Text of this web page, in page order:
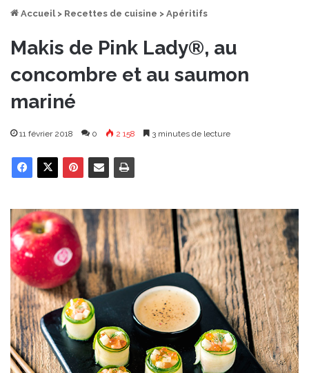
Accueil > Recettes de cuisine > Apéritifs
Makis de Pink Lady®, au
concombre et au saumon
mariné
11 février 2018 0 2 158 3 minutes de lecture